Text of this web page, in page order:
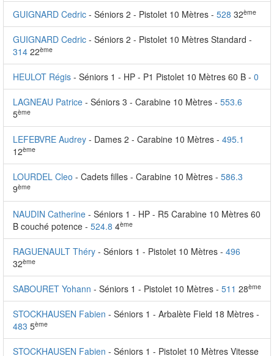
GUIGNARD Cedric - Séniors 2 - Pistolet 10 Mètres - 528 32ème
GUIGNARD Cedric - Séniors 2 - Pistolet 10 Mètres Standard -
314 22ème
HEULOT Régis - Séniors 1 - HP - P1 Pistolet 10 Mètres 60 B - 0
LAGNEAU Patrice - Séniors 3 - Carabine 10 Mètres - 553.6
5ème
LEFEBVRE Audrey - Dames 2 - Carabine 10 Mètres - 495.1
12ème
LOURDEL Cleo - Cadets filles - Carabine 10 Mètres - 586.3
9ème
NAUDIN Catherine - Séniors 1 - HP - R5 Carabine 10 Mètres 60
B couché potence - 524.8 4ème
RAGUENAULT Théry - Séniors 1 - Pistolet 10 Mètres - 496
32ème
SABOURET Yohann - Séniors 1 - Pistolet 10 Mètres - 511 28ème
STOCKHAUSEN Fabien - Séniors 1 - Arbalète Field 18 Mètres -
483 5ème
STOCKHAUSEN Fabien - Séniors 1 - Pistolet 10 Mètres Vitesse